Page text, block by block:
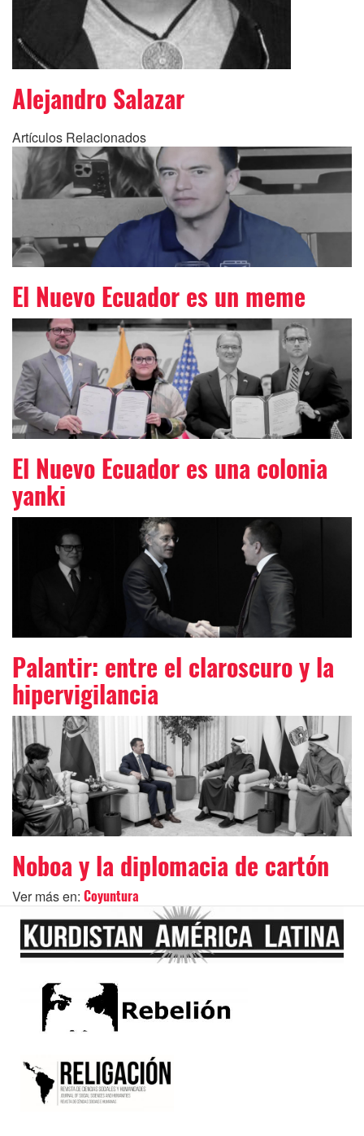
Alejandro Salazar
Artículos Relacionados
El Nuevo Ecuador es un meme
El Nuevo Ecuador es una colonia
yanki
Palantir: entre el claroscuro y la
hipervigilancia
Noboa y la diplomacia de cartón
Ver más en: Coyuntura